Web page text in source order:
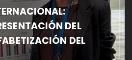
DEL
DEL